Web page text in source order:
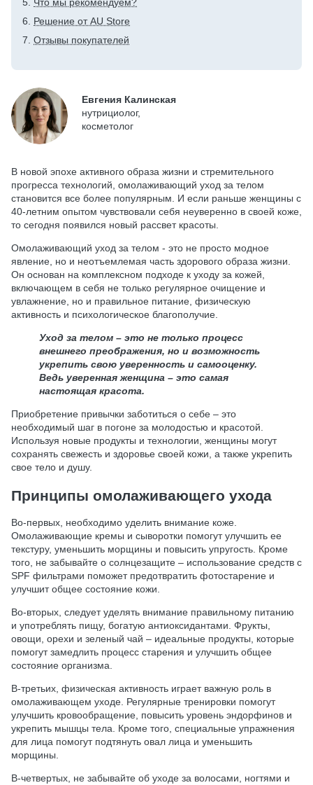
Решение от AU Store
Отзывы покупателей
Евгения Калинская
нутрициолог,
косметолог
В новой эпохе активного образа жизни и стремительного
прогресса технологий, омолаживающий уход за телом
становится все более популярным. И если раньше женщины с
40-летним опытом чувствовали себя неуверенно в своей коже,
то сегодня появился новый рассвет красоты.
Омолаживающий уход за телом - это не просто модное
явление, но и неотъемлемая часть здорового образа жизни.
Он основан на комплексном подходе к уходу за кожей,
включающем в себя не только регулярное очищение и
увлажнение, но и правильное питание, физическую
активность и психологическое благополучие.
Уход за телом – это не только процесс
внешнего преображения, но и возможность
укрепить свою уверенность и самооценку.
Ведь уверенная женщина – это самая
настоящая красота.
Приобретение привычки заботиться о себе – это
необходимый шаг в погоне за молодостью и красотой.
Используя новые продукты и технологии, женщины могут
сохранять свежесть и здоровье своей кожи, а также укрепить
свое тело и душу.
Принципы омолаживающего ухода
Во-первых, необходимо уделить внимание коже.
Омолаживающие кремы и сыворотки помогут улучшить ее
текстуру, уменьшить морщины и повысить упругость. Кроме
того, не забывайте о солнцезащите – использование средств с
SPF фильтрами поможет предотвратить фотостарение и
улучшит общее состояние кожи.
Во-вторых, следует уделять внимание правильному питанию
и употреблять пищу, богатую антиоксидантами. Фрукты,
овощи, орехи и зеленый чай – идеальные продукты, которые
помогут замедлить процесс старения и улучшить общее
состояние организма.
В-третьих, физическая активность играет важную роль в
омолаживающем уходе. Регулярные тренировки помогут
улучшить кровообращение, повысить уровень эндорфинов и
укрепить мышцы тела. Кроме того, специальные упражнения
для лица помогут подтянуть овал лица и уменьшить
морщины.
В-четвертых, не забывайте об уходе за волосами, ногтями и